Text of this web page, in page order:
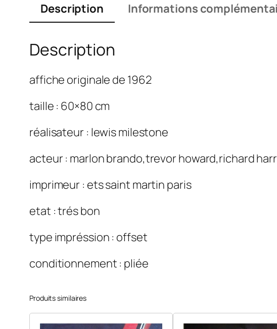
Description Informations
Description
affiche originale de 1962
taille : 60×80 cm
réalisateur : lewis milestone
acteur : marlon brando,trevor howard,richard
imprimeur : ets saint martin paris
etat : trés bon
type impréssion : offset
conditionnement : pliée
Produits similaires